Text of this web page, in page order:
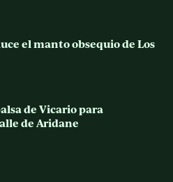
el manto obsequio de Los
de Vicario para
de Aridane